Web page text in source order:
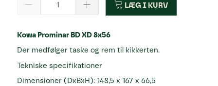
LÆG I KURV
Kowa Prominar BD XD 8x56
Der medfølger taske og rem til kikkerten.
Tekniske specifikationer
Dimensioner (DxBxH): 148,5 x 167 x 66,5